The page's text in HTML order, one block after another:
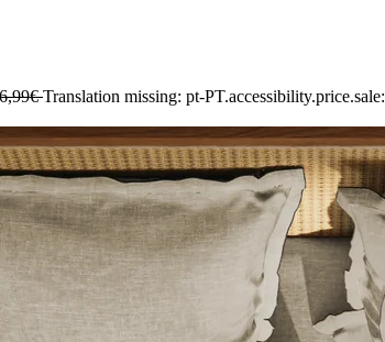
Translation missing: pt-PT.accessibility.price.sale: